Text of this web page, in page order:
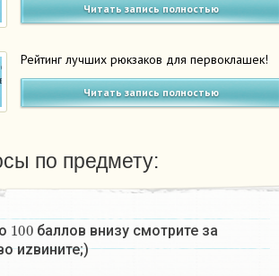
Читать запись полностью
Рейтинг лучших рюкзаков для первоклашек!
Читать запись полностью
по предмету:
100баллов внизу смотрите за
иzвините;)